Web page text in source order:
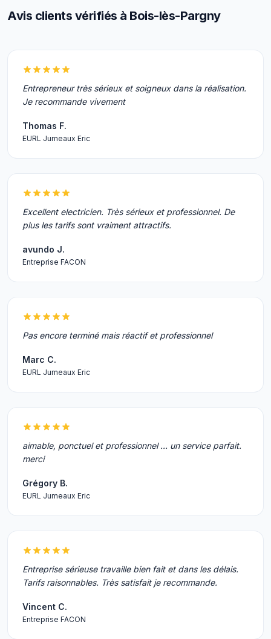
Avis clients vérifiés à Bois-lès-Pargny
Entrepreneur très sérieux et soigneux dans la réalisation.
Je recommande vivement
Thomas F.
EURL Jumeaux Eric
Excellent electricien. Très sérieux et professionnel. De
plus les tarifs sont vraiment attractifs.
avundo J.
Entreprise FACON
Pas encore terminé mais réactif et professionnel
Marc C.
EURL Jumeaux Eric
aimable, ponctuel et professionnel ... un service parfait.
merci
Grégory B.
EURL Jumeaux Eric
Entreprise sérieuse travaille bien fait et dans les délais.
Tarifs raisonnables. Très satisfait je recommande.
Vincent C.
Entreprise FACON